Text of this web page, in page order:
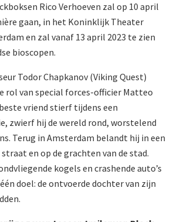
Rico Verhoeven zal op 10 april
gaan, in het Koninklijk Theater
en zal vanaf 13 april 2023 te zien
bioscopen.
Todor Chapkanov (Viking Quest)
rol van special forces-officier Matteo
vriend stierf tijdens een
zwierf hij de wereld rond, worstelend
Terug in Amsterdam belandt hij in een
en op de grachten van de stad.
kogels en crashende auto’s
doel: de ontvoerde dochter van zijn